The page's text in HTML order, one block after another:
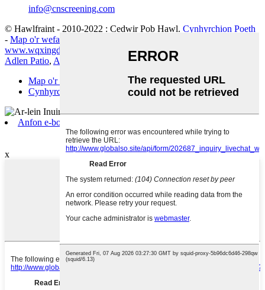
info@cnscreening.com
© Hawlfraint - 2010-2022 : Cedwir Pob Hawl. Cynhyrchion Poeth
- Map o'r wefan
www.wqxingdou.com
Adlen Patio, Adlen Tynadwy adlen,
Map o'r wefan.xml
Cynhyrchion Poeth
Anfon e-bost
WeChat
x